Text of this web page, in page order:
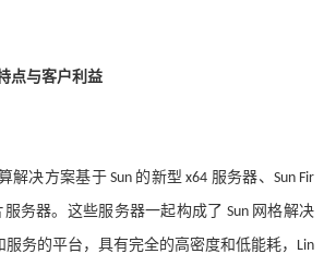
点与客户利益
解决方案基于Sun 的新型 x64 服务器、 Sun Fir
服务器。这些服务器一起构成了 Sun 网格解决
务的平台，具有完全的高密度和低能耗， Lin